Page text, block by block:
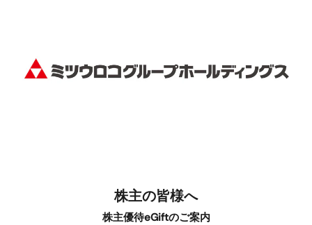
株主の皆様へ
株主優待eGiftのご案内